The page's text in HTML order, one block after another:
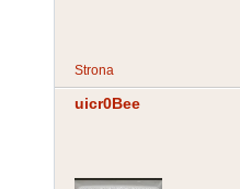
Strona
uicr0Bee